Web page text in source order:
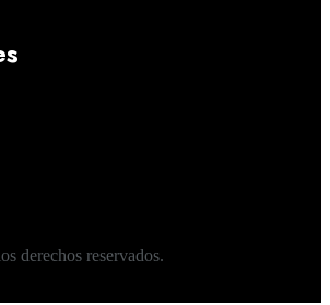
derechos reservados.